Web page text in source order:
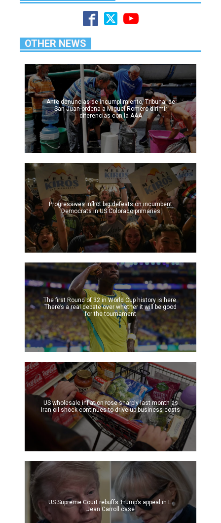
OTHER NEWS
Ante denuncias de incumplimiento, Tribunal de
San Juan ordena a Miguel Romero dirimir
diferencias con la AAA
Progressives inflict big defeats on incumbent
Democrats in US Colorado primaries
The first Round of 32 in World Cup history is here.
There’s a real debate over whether it will be good
for the tournament
US wholesale inflation rose sharply last month as
Iran oil shock continues to drive up business costs
US Supreme Court rebuffs Trump’s appeal in E.
Jean Carroll case